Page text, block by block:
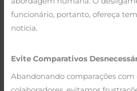
funcionário, portanto, ofereça
notícia.
Evite Comparativos
Abandonando comparações com